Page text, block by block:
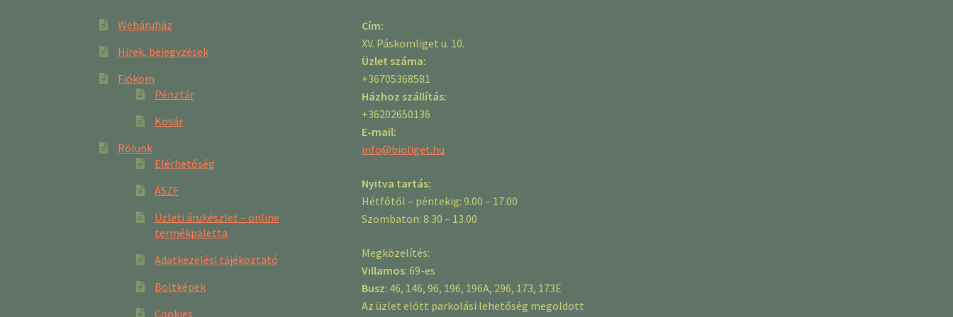
Webáruház
Hírek, bejegyzések
Fiókom
Pénztár
Kosár
Rólunk
Elérhetőség
ÁSZF
Üzleti árukészlet – online
termékpaletta
Adatkezelési tájékoztató
Boltképek
Cookies
Cím:
XV. Páskomliget u. 10.
Üzlet száma:
+36705368581
Házhoz szállítás:
+36202650136
E-mail:
info@bioliget.hu
Nyitva tartás:
Hétfőtől – péntekig: 9.00 – 17.00
Szombaton: 8.30 – 13.00
Megközelítés:
Villamos: 69-es
Busz: 46, 146, 96, 196, 196A, 296, 173, 173E
Az üzlet előtt parkolási lehetőség megoldott